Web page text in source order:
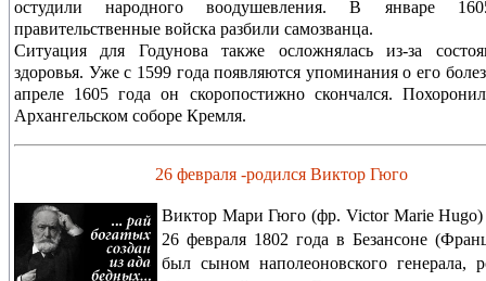
остудили народного воодушевления. В январе
правительственные войска разбили самозванца.
Ситуация для Годунова также осложнялась из-за
здоровья. Уже с 1599 года появляются упоминания о его
апреле 1605 года он скоропостижно скончался.
Архангельском соборе Кремля.
26 февраля -родился Виктор Гюго
Виктор Мари Гюго (фр. Victor Marie Hugo)
26 февраля 1802 года в Безансоне
был сыном наполеоновского генерала,